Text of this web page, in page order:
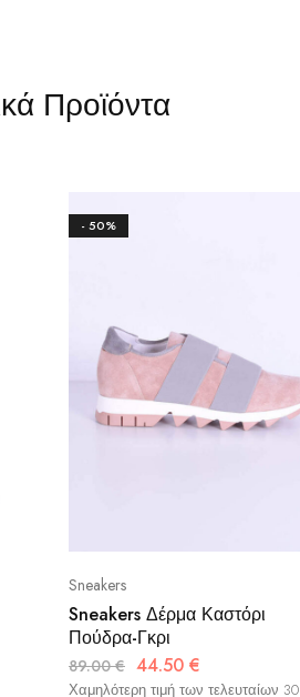
Προϊόντα
- 50%
Sneakers
Sneakers Δέρμα Καστόρι
Πούδρα-Γκρι
89.00€ 44.50 €
Χαμηλότερη τιμή των τελευταίων 30